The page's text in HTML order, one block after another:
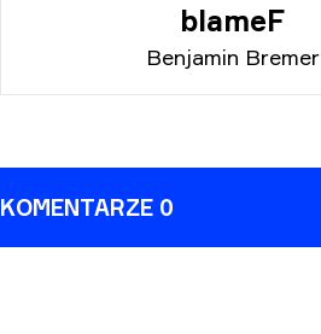
blameF
Benjamin Bremer
KOMENTARZE 0